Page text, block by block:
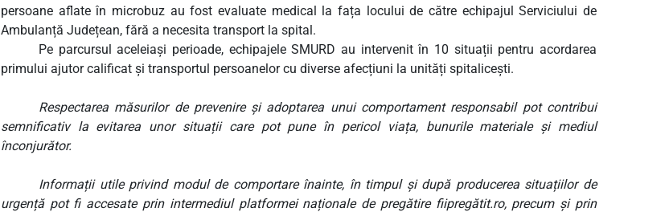
persoane aflate în microbuz au fost evaluate medical la fața locului de către echipajul Serviciului de
Ambulanță Județean, fără a necesita transport la spital.
Pe parcursul aceleiași perioade, echipajele SMURD au intervenit în 10 situații pentru acordarea
primului ajutor calificat și transportul persoanelor cu diverse afecțiuni la unități spitalicești.
Respectarea măsurilor de prevenire și adoptarea unui comportament responsabil pot contribui
semnificativ la evitarea unor situații care pot pune în pericol viața, bunurile materiale și mediul
înconjurător.
Informații utile privind modul de comportare înainte, în timpul și după producerea situațiilor de
urgență pot fi accesate prin intermediul platformei naționale de pregătire fiipregătit.ro, precum și prin